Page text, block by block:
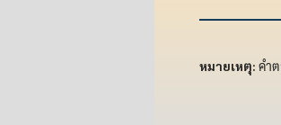
หมายเหตุ: คำ